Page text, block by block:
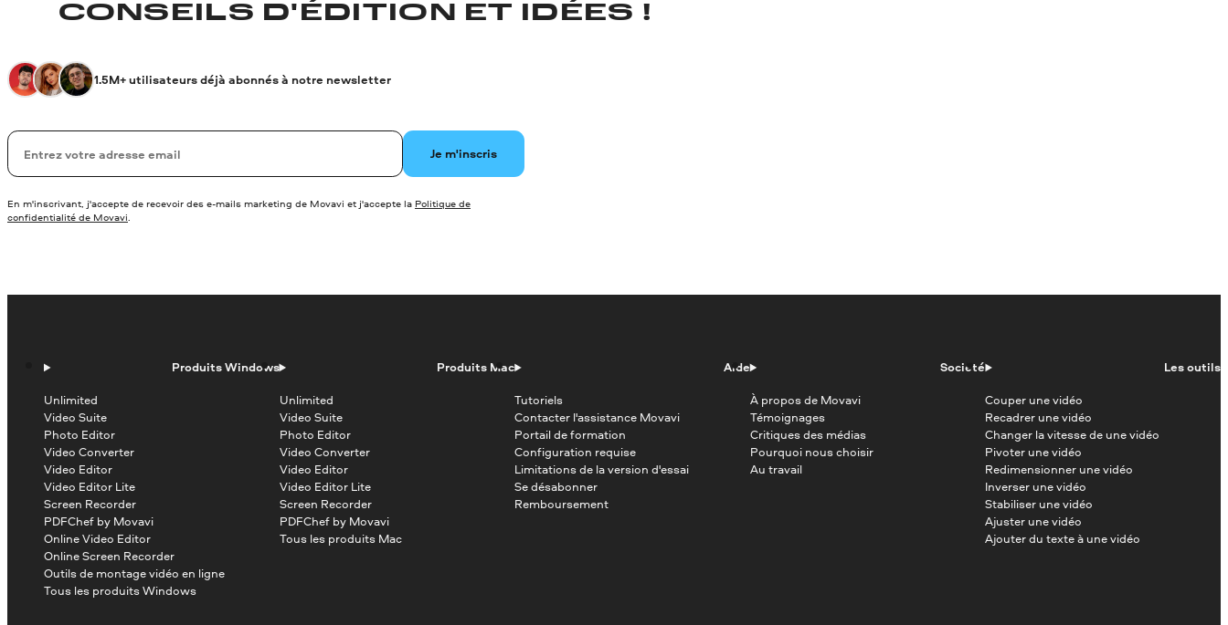
CONSEILS D'ÉDITION ET IDÉES !
1.5M+ utilisateurs déjà abonnés à notre newsletter
Votre adresse de messagerie Je m'inscris
En m'inscrivant, j'accepte de recevoir des e-mails marketing de Movavi et j'accepte la Politique de
confidentialité de Movavi.
Produits Windows
Unlimited
Video Suite
Photo Editor
Video Converter
Video Editor
Video Editor Lite
Screen Recorder
PDFChef by Movavi
Online Video Editor
Online Screen Recorder
Outils de montage vidéo en ligne
Tous les produits Windows
Produits Mac
Unlimited
Video Suite
Photo Editor
Video Converter
Video Editor
Video Editor Lite
Screen Recorder
PDFChef by Movavi
Tous les produits Mac
Aide
Tutoriels
Contacter l'assistance Movavi
Portail de formation
Configuration requise
Limitations de la version d'essai
Se désabonner
Remboursement
Société
À propos de Movavi
Témoignages
Critiques des médias
Pourquoi nous choisir
Au travail
Les outils
Couper une vidéo
Recadrer une vidéo
Changer la vitesse de une vidéo
Pivoter une vidéo
Redimensionner une vidéo
Inverser une vidéo
Stabiliser une vidéo
Ajuster une vidéo
Ajouter du texte à une vidéo